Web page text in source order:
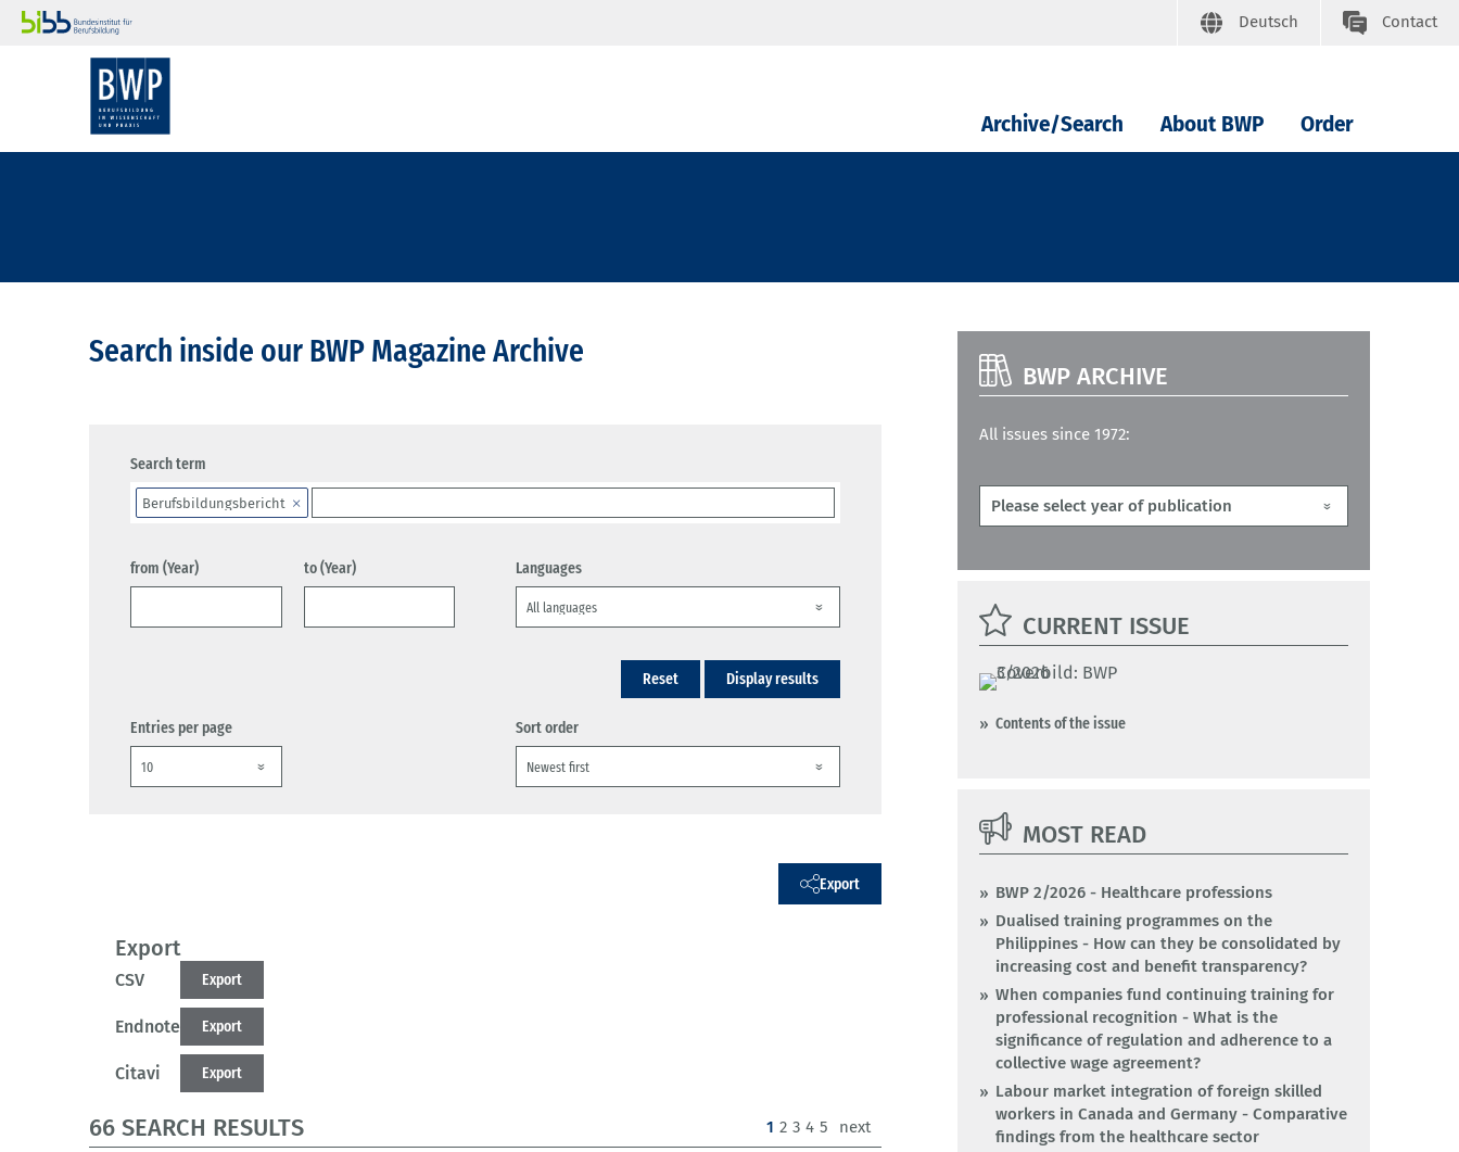
Deutsch Contact
Archive/Search About BWP Order
Search inside our BWP Magazine Archive
Search term
Berufsbildungsbericht
from (Year) to (Year) Languages
Reset Display results
Entries per page Sort order
Export
Export
CSV Export
Endnote Export
Citavi Export
66 SEARCH RESULTS 1 (current)
2 3 4 5 next
BWP ARCHIVE
All issues since 1972:
CURRENT ISSUE
Contents of the issue
MOST READ
BWP 2/2026 - Healthcare professions
Dualised training programmes on the
Philippines - How can they be consolidated by
increasing cost and benefit transparency?
When companies fund continuing training for
professional recognition - What is the
significance of regulation and adherence to a
collective wage agreement?
Labour market integration of foreign skilled
workers in Canada and Germany - Comparative
findings from the healthcare sector